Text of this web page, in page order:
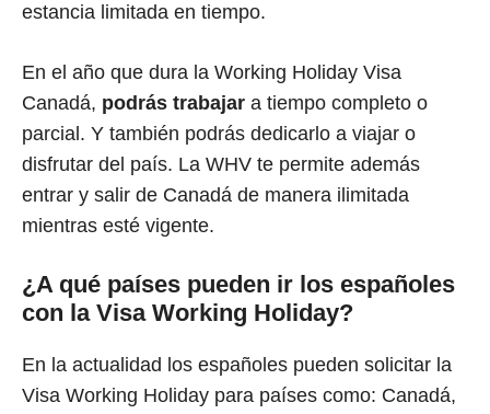
estancia limitada en tiempo.
En el año que dura la Working Holiday Visa
Canadá, podrás trabajar a tiempo completo o
parcial. Y también podrás dedicarlo a viajar o
disfrutar del país. La WHV te permite además
entrar y salir de Canadá de manera ilimitada
mientras esté vigente.
¿A qué países pueden ir los españoles
con la Visa Working Holiday?
En la actualidad los españoles pueden solicitar la
Visa Working Holiday para países como: Canadá,